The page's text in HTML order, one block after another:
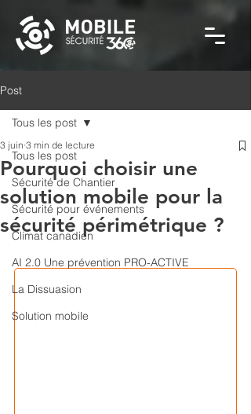
Post
Tous les post
Sécurité de Chantier
Sécurité pour événements
Climat canadien
AI 2.0 Une prévention PRO-ACTIVE
La Dissuasion
Solution mobile
Tous les post
Pourquoi choisir une
solution mobile pour la
sécurité périmétrique ?
3 juin 3 min de lecture